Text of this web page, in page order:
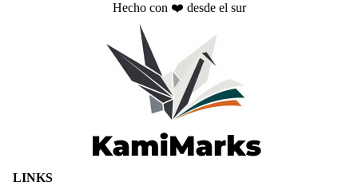
Hecho con ❤️ desde el sur
LINKS